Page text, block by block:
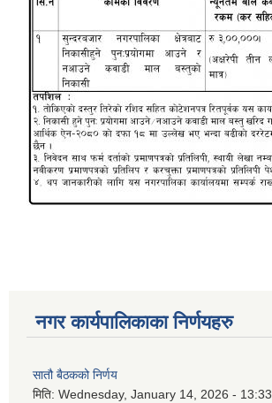
नगर कार्यपालिकाका निर्णयहरु
सातौ बैठकको निर्णय
मिति: Wednesday, January 14, 2026 - 13:33